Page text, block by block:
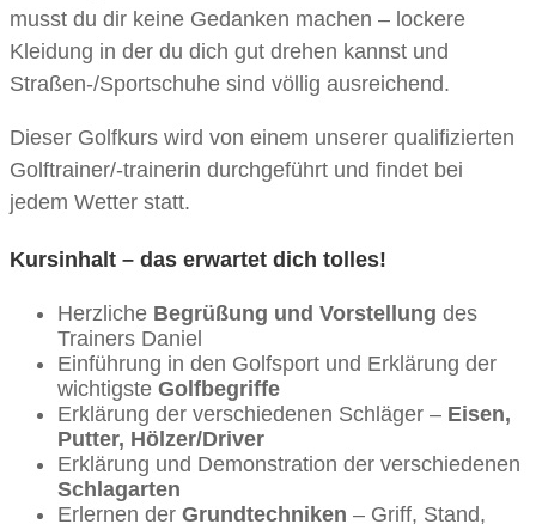
musst du dir keine Gedanken machen – lockere
Kleidung in der du dich gut drehen kannst und
Straßen-/Sportschuhe sind völlig ausreichend.
Dieser Golfkurs wird von einem unserer qualifizierten
Golftrainer/-trainerin durchgeführt und findet bei
jedem Wetter statt.
Kursinhalt – das erwartet dich tolles!
Herzliche Begrüßung und Vorstellung des
Trainers Daniel
Einführung in den Golfsport und Erklärung der
wichtigste Golfbegriffe
Erklärung der verschiedenen Schläger – Eisen,
Putter, Hölzer/Driver
Erklärung und Demonstration der verschiedenen
Schlagarten
Erlernen der Grundtechniken – Griff, Stand,